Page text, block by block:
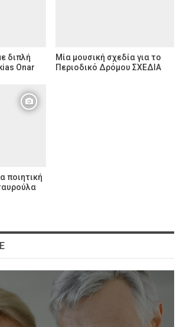
διπλή
Onar
Μία μουσική σχεδία για το
Περιοδικό Δρόμου ΣΧΕΔΙΑ
ποιητική